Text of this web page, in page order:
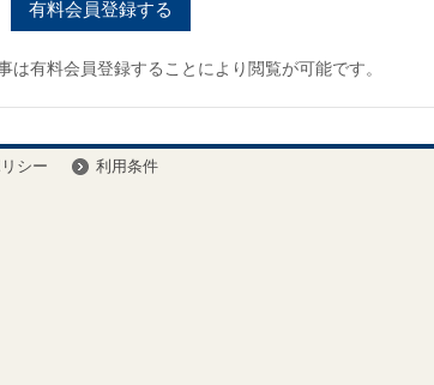
有料会員登録する
有料会員登録することにより閲覧が可能です。
シー 利用条件